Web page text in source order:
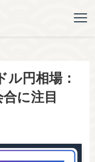
ル円相場：
に注目